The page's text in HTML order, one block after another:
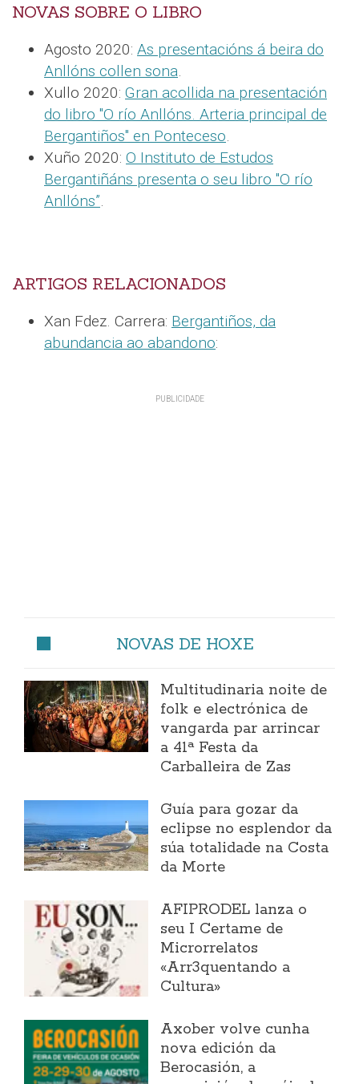
NOVAS SOBRE O LIBRO
Agosto 2020: As presentacións á beira do
Anllóns collen sona.
Xullo 2020: Gran acollida na presentación
do libro "O río Anllóns. Arteria principal de
Bergantiños" en Ponteceso.
Xuño 2020: O Instituto de Estudos
Bergantiñáns presenta o seu libro "O río
Anllóns”.
ARTIGOS RELACIONADOS
Xan Fdez. Carrera: Bergantiños, da
abundancia ao abandono:
NOVAS DE HOXE
Multitudinaria noite de
folk e electrónica de
vangarda par arrincar
a 41ª Festa da
Carballeira de Zas
Guía para gozar da
eclipse no esplendor da
súa totalidade na Costa
da Morte
AFIPRODEL lanza o
seu I Certame de
Microrrelatos
«Arr3quentando a
Cultura»
Axober volve cunha
nova edición da
Berocasión, a